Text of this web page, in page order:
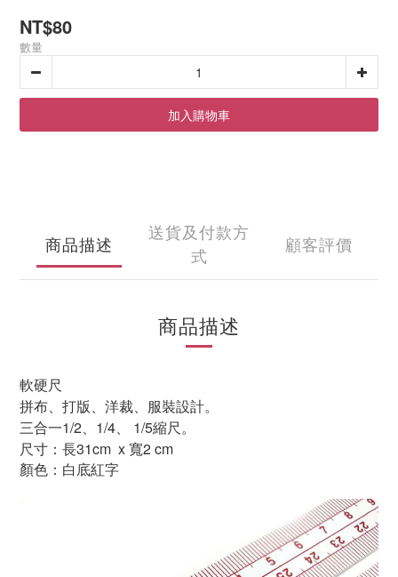
NT$80
數量
加入購物車
商品描述
送貨及付款方
式
顧客評價
商品描述
軟硬尺
拼布、打版、洋裁、服裝設計。
三合一1/2、 1/4、 1/5縮尺。
尺寸：長31cm x寬2 cm
顏色：白底紅字